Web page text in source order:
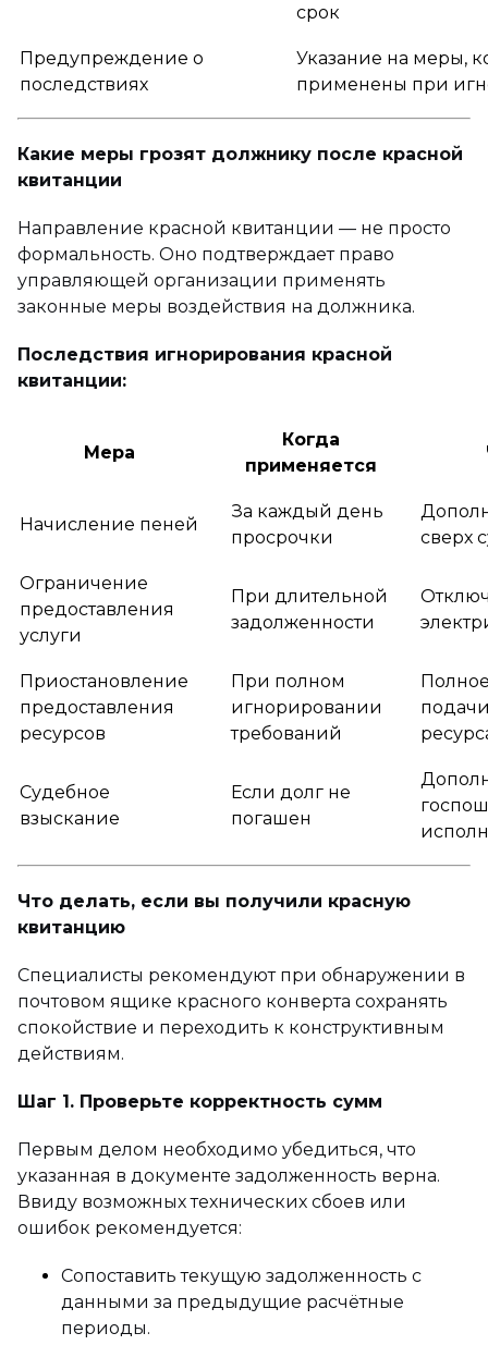
срок
Предупреждение о
последствиях
Указание на меры,
применены при
Какие меры грозят должнику после красной
квитанции
Направление красной квитанции — не просто
формальность. Оно подтверждает право
управляющей организации применять
законные меры воздействия на должника.
Последствия игнорирования красной
квитанции:
Мера
Когда
применяется
Начисление пеней
За каждый день
просрочки
сверх
Ограничение
предоставления
услуги
При длительной
задолженности
Приостановление
предоставления
ресурсов
При полном
игнорировании
требований
Судебное
взыскание
Если долг не
погашен
Что делать, если вы получили красную
квитанцию
Специалисты рекомендуют при обнаружении в
почтовом ящике красного конверта сохранять
спокойствие и переходить к конструктивным
действиям.
Шаг 1. Проверьте корректность сумм
Первым делом необходимо убедиться, что
указанная в документе задолженность верна.
Ввиду возможных технических сбоев или
ошибок рекомендуется:
Сопоставить текущую задолженность с
данными за предыдущие расчётные
периоды.